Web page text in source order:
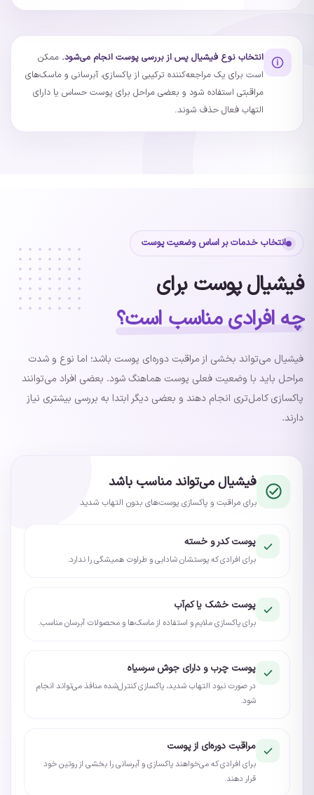
انتخاب نوع فیشیال پس از بررسی پوست انجام می‌شود. ممکن
است برای یک مراجعه‌کننده ترکیبی از پاکسازی، آبرسانی و ماسک‌های
مراقبتی استفاده شود و بعضی مراحل برای پوست حساس یا دارای
التهاب فعال حذف شوند.
انتخاب خدمات بر اساس وضعیت پوست
فیشیال پوست برای
چه افرادی مناسب است؟
فیشیال می‌تواند بخشی از مراقبت دوره‌ای پوست باشد؛ اما نوع و شدت
مراحل باید با وضعیت فعلی پوست هماهنگ شود. بعضی افراد می‌توانند
پاکسازی کامل‌تری انجام دهند و بعضی دیگر ابتدا به بررسی بیشتری نیاز
دارند.
فیشیال می‌تواند مناسب باشد
برای مراقبت و پاکسازی پوست‌های بدون التهاب شدید
پوست کدر و خسته
برای افرادی که پوستشان شادابی و طراوت همیشگی را ندارد.
پوست خشک یا کم‌آب
برای پاکسازی ملایم و استفاده از ماسک‌ها و محصولات آبرسان مناسب.
پوست چرب و دارای جوش سرسیاه
در صورت نبود التهاب شدید، پاکسازی کنترل‌شده منافذ می‌تواند انجام
شود.
مراقبت دوره‌ای از پوست
برای افرادی که می‌خواهند پاکسازی و آبرسانی را بخشی از روتین خود
قرار دهند.